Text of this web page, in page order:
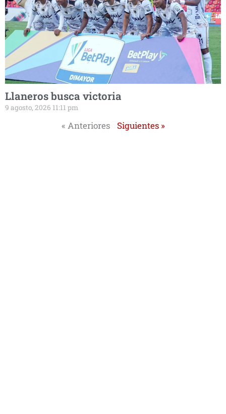
Llaneros busca victoria
9 agosto, 2026 11:11 pm
« Anteriores Siguientes »